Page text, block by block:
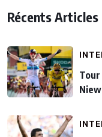
Récents Articles
Tour